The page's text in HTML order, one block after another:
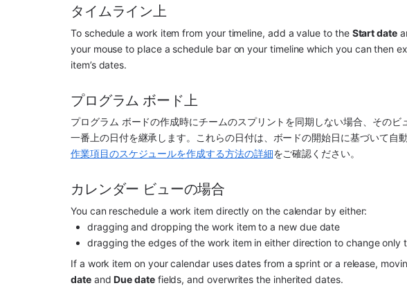
タイムライン上
To schedule a work item from your timeline, add a value to the Start date
your mouse to place a schedule bar on your timeline which you can then
item’s dates.
プログラム ボード上
プログラム ボードの作成時にチームのスプリントを同期しない場合、その
一番上の日付を継承します。これらの日付は、ボードの開始日に基づいて自
作業項目のスケジュールを作成する方法の詳細をご確認ください。
カレンダー ビューの場合
You can reschedule a work item directly on the calendar by either:
dragging and dropping the work item to a new due date
dragging the edges of the work item in either direction to change only
If a work item on your calendar uses dates from a sprint or a release,
date and Due date fields, and overwrites the inherited dates.